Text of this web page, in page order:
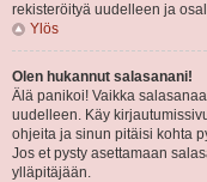
rekisteröityä uudelleen ja
Ylös
Olen hukannut salasanani!
Älä panikoi! Vaikka
uudelleen. Käy
ohjeita ja sinun pitäisi kohta
Jos et pysty asettamaan
ylläpitäjään.